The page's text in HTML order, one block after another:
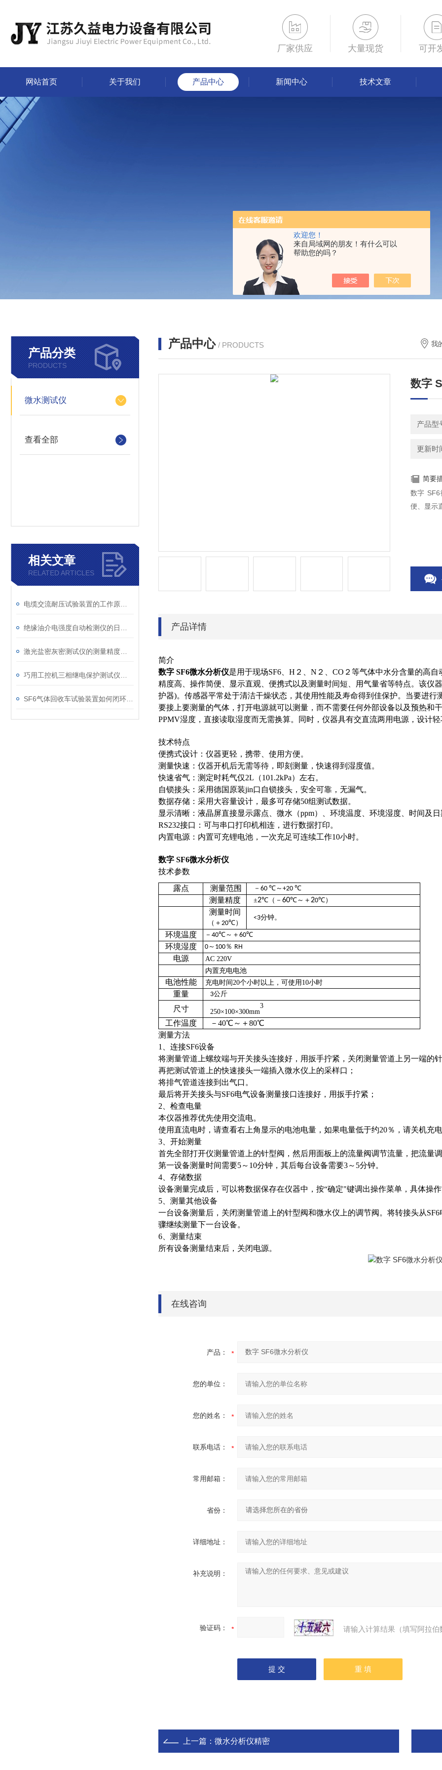
欢迎您！
来自局域网的朋友！有什么可以
帮助您的吗？
厂家供应 大量现货 可开
网站首页 关于我们 产品中心 新闻中心 技术文章
产品分类
PRODUCTS
微水测试仪
查看全部
相关文章
RELATED ARTICLES
产品中心 / PRODUCTS 我
数字
产品型
更新时
简要
数字
便、显示
产品详情
简介
数字 SF6微水分析仪是用于现场SF6、H２、N２、CO２等气体中水分含量的高
精度高、操作简便、显示直观、便携式以及测量时间短、用气量省等特点。该仪
护器)。传感器平常处于清洁干燥状态，其使用性能及寿命得到佳保护。当要进
要接上要测量的气体，打开电源就可以测量，而不需要任何外部设备以及预热和
PPMV湿度，直接读取湿度而无需换算。同时，仪器具有交直流两用电源，设计
技术特点
便携式设计：仪器更轻，携带、使用方便。
测量快速：仪器开机后无需等待，即刻测量，快速得到湿度值。
快速省气：测定时耗气仅2L（101.2kPa）左右。
自锁接头：采用德国原装jin口自锁接头，安全可靠，无漏气。
数据存储：采用大容量设计，最多可存储50组测试数据。
显示清晰：液晶屏直接显示露点、微水（ppm）、环境温度、环境湿度、时间及
RS232接口：可与串口打印机相连，进行数据打印。
内置电源：内置可充锂电池，一次充足可连续工作10小时。
数字 SF6微水分析仪
技术参数
露点
测量范围 － 60 ℃～ +20 ℃
测量精度 ±2℃（－ 60℃～＋ 20℃）
测量时间
（＋ 20℃）
<3分钟。
环境温度 － 40℃～＋ 60℃
环境湿度 0 ～ 100％ RH
电源
AC 220V
内置充电电池
电池性能 充电时间20个小时以上，可使用10小时
重量 3公斤
尺寸 250×100×300mm
3
工作温度
－40℃～＋80℃
测量方法
1、连接SF6设备
将测量管道上螺纹端与开关接头连接好，用扳手拧紧，关闭测量管道上另一端的
再把测试管道上的快速接头一端插入微水仪上的采样口；
将排气管道连接到出气口。
最后将开关接头与SF6电气设备测量接口连接好，用扳手拧紧；
2、检查电量
本仪器推荐优先使用交流电。
使用直流电时，请查看右上角显示的电池电量，如果电量低于约20％，请关机充
3、开始测量
首先全部打开仪测量管道上的针型阀，然后用面板上的流量阀调节流量，把流量
第一设备测量时间需要5～10分钟，其后每台设备需要3～5分钟。
4、存储数据
设备测量完成后，可以将数据保存在仪器中，按“确定"键调出操作菜单，具体操
5、测量其他设备
一台设备测量后，关闭测量管道上的针型阀和微水仪上的调节阀。将转接头从
骤继续测量下一台设备。
6、测量结束
所有设备测量结束后，关闭电源。
在线咨询
产品：
您的单位：
您的姓名：
联系电话：
常用邮箱：
省份：
详细地址：
补充说明：
验证码： 请输入计算结果（填写阿拉
上一篇： 微水分析仪精密